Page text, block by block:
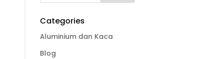
Categories
Aluminium dan Kaca
Blog